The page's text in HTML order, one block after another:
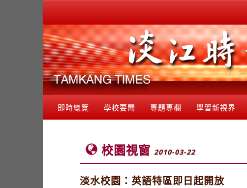
即時總覽 學校要聞 專題專欄 學習新視界
校園視窗 2010-03-22
淡水校園：英語特區即日起開放